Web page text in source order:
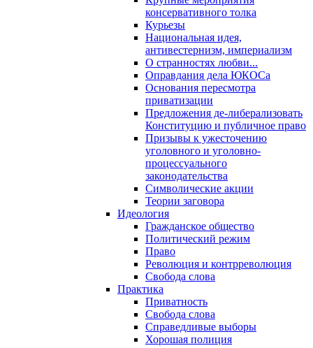
консервативного толка
Курьезы
Национальная идея,
антивестернизм, империализм
О странностях любви...
Оправдания дела ЮКОСа
Основания пересмотра
приватизации
Предложения де-либерализовать
Конституцию и публичное право
Призывы к ужесточению
уголовного и уголовно-
процессуального
законодательства
Символические акции
Теории заговора
Идеология
Гражданское общество
Политический режим
Право
Революция и контрреволюция
Свобода слова
Практика
Приватность
Свобода слова
Справедливые выборы
Хорошая полиция